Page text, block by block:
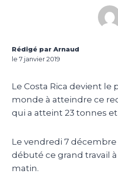
Rédigé par Arnaud
le 7 janvier 2019
Le Costa Rica devient le
monde à atteindre ce
qui a atteint 23 tonnes
Le vendredi 7 décembre
débuté ce grand travail
matin.